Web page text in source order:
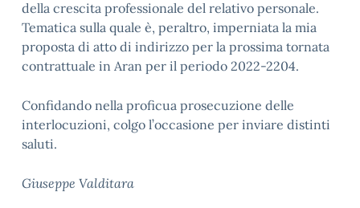
della crescita professionale del relativo personale.
Tematica sulla quale è, peraltro, imperniata la mia
proposta di atto di indirizzo per la prossima tornata
contrattuale in Aran per il periodo 2022-2204.
Confidando nella proficua prosecuzione delle
interlocuzioni, colgo l’occasione per inviare distinti
saluti.
Giuseppe Valditara